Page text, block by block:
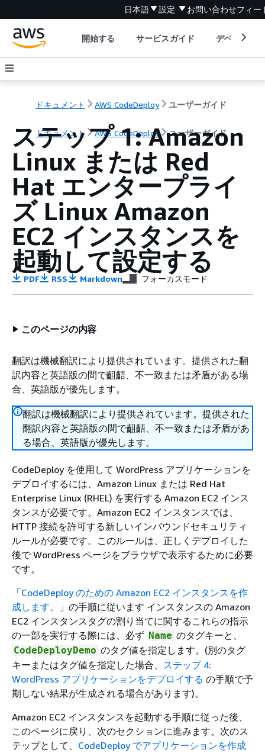
日本語 設定 お問い合わせフィー
開始する サービスガイド デベロッパ
ドキュメント AWS CodeDeploy ユーザーガイド
ドキュメント AWS CodeDeploy ユーザーガイド
ステップ 1: Amazon
Linux または Red
Hat エンタープライ
ズ Linux Amazon
EC2 インスタンスを
起動して設定する
PDF RSS Markdown フォーカスモード
このページの内容
翻訳は機械翻訳により提供されています。提供された翻
訳内容と英語版の間で齟齬、不一致または矛盾がある場
合、英語版が優先します。
翻訳は機械翻訳により提供されています。提供された
翻訳内容と英語版の間で齟齬、不一致または矛盾があ
る場合、英語版が優先します。
CodeDeploy を使用して WordPress アプリケーションを
デプロイするには、Amazon Linux または Red Hat
Enterprise Linux (RHEL) を実行する Amazon EC2 インス
タンスが必要です。Amazon EC2 インスタンスでは、
HTTP 接続を許可する新しいインバウンドセキュリティ
ルールが必要です。このルールは、正しくデプロイした
後で WordPress ページをブラウザで表示するために必要
です。
「CodeDeploy のための Amazon EC2 インスタンスを作
成します。
」の手順に従います インスタンスの Amazon
EC2 インスタンスタグの割り当てに関するこれらの指示
の一部を実行する際には、必ず Name のタグキーと、
CodeDeployDemo のタグ値を指定します。(別のタグ
キーまたはタグ値を指定した場合、 ステップ 4:
WordPress アプリケーションをデプロイする の手順で予
期しない結果が生成される場合があります)。
Amazon EC2 インスタンスを起動する手順に従った後、
このページに戻り、次のセクションに進みます。次のス
テップとして、 CodeDeploy でアプリケーションを作成